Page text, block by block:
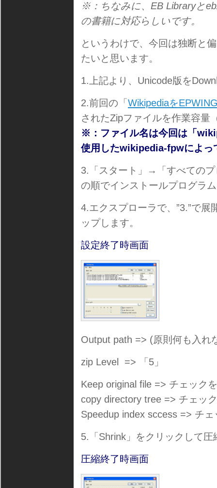
※：ちなみに、EB Libraryと
の書籍に対応らしいです。
というわけで、今回は独断と
たいと思います。
1.上記より、Unicode版を
2.前回の「 Wikipediaを
されたZipファイルを作業容量
※：ファイル名は今回は「
使用したwikipedia-fpwによっ
3.「スタート」→「すべての
の順でインストールプログラ
4.エクスプローラで、”3.”で
ップします。
設定終了時画面
Output path => (原則何も入れ
zip Level => 「5」
Keep original file => チェック
copy directory tree => チェッ
Speedup index sccess => チ
5.「Shrink」をクリックして圧
圧縮終了時画面